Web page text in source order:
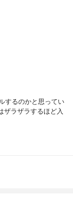
するのかと思ってい
ザラザラするほど入